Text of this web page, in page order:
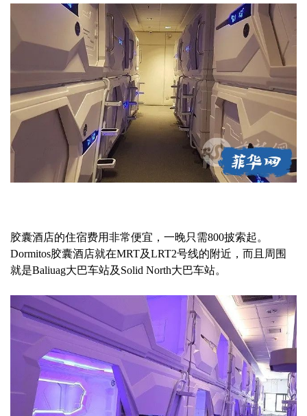
胶囊酒店的住宿费用非常便宜，一晚只需800披索起。
Dormitos胶囊酒店就在MRT及LRT2号线的附近，而且周围
就是Baliuag大巴车站及Solid North大巴车站。